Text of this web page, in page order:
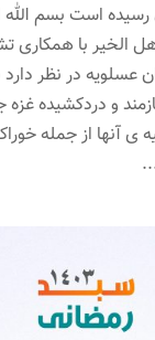
رسیده است بسم
الخیر با همکاری
در نظر دارد
و دردکشیده غزه
ی آنها از جمله